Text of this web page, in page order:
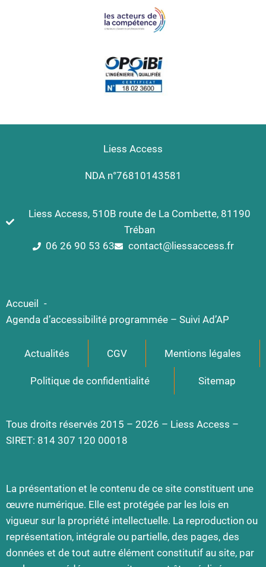
Liess Access
NDA n°76810143581
Liess Access, 510B route de La Combette, 81190
Tréban
06 26 90 53 63
contact@liessaccess.fr
Accueil
Agenda d’accessibilité programmée – Suivi Ad’AP
Actualités CGV Mentions légales
Politique de confidentialité Sitemap
Tous droits réservés 2015 – 2026 – Liess Access –
SIRET: 814 307 120 00018
La présentation et le contenu de ce site constituent une
œuvre numérique. Elle est protégée par les lois en
vigueur sur la propriété intellectuelle. La reproduction ou
représentation, intégrale ou partielle, des pages, des
données et de tout autre élément constitutif au site, par